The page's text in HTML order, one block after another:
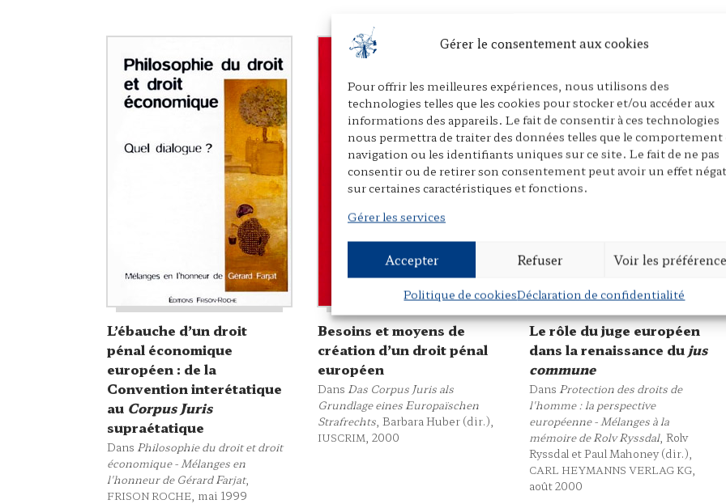
Gérer le consentement aux cookies
Pour offrir les meilleures expériences, nous utilisons des
technologies telles que les cookies pour stocker et/ou accéder aux
informations des appareils. Le fait de consentir à ces technologies
nous permettra de traiter des données telles que le comportement
navigation ou les identifiants uniques sur ce site. Le fait de ne pas
consentir ou de retirer son consentement peut avoir un effet
sur certaines caractéristiques et fonctions.
Gérer les services
Accepter Refuser Voir les
Politique de cookiesDéclaration de confidentialité
L’ébauche d’un droit
pénal économique
européen : de la
Convention interétatique
au Corpus Juris
supraétatique
Dans Philosophie du droit et droit
économique - Mélanges en
l'honneur de Gérard Farjat,
FRISON ROCHE , mai 1999
Besoins et moyens de
création d’un droit pénal
européen
Dans Das Corpus Juris als
Grundlage eines Europaïschen
Strafrechts , Barbara Huber (dir.),
IUSCRIM , 2000
Le rôle du juge européen
dans la renaissance du jus
commune
Dans Protection des droits de
l'homme : la perspective
européenne - Mélanges à la
mémoire de Rolv Ryssdal, Rolv
Ryssdal et Paul Mahoney (dir.),
CARL HEYMANNS VERLAG KG,
août 2000